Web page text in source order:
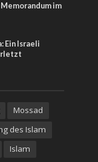
im
Ein Israeli
Mossad
des Islam
Islam